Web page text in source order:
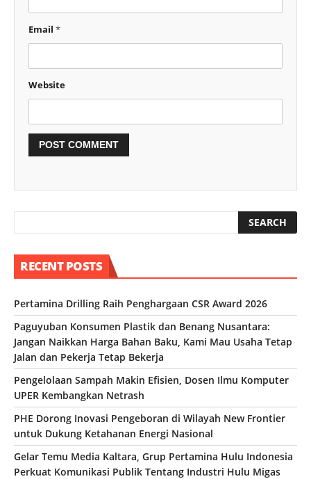
Email *
Website
RECENT POSTS
Pertamina Drilling Raih Penghargaan CSR Award 2026
Paguyuban Konsumen Plastik dan Benang Nusantara:
Jangan Naikkan Harga Bahan Baku, Kami Mau Usaha Tetap
Jalan dan Pekerja Tetap Bekerja
Pengelolaan Sampah Makin Efisien, Dosen Ilmu Komputer
UPER Kembangkan Netrash
PHE Dorong Inovasi Pengeboran di Wilayah New Frontier
untuk Dukung Ketahanan Energi Nasional
Gelar Temu Media Kaltara, Grup Pertamina Hulu Indonesia
Perkuat Komunikasi Publik Tentang Industri Hulu Migas